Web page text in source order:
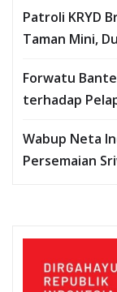
Patroli KRYD
Taman Mini,
Forwatu
terhadap
Wabup Neta
Persemaian